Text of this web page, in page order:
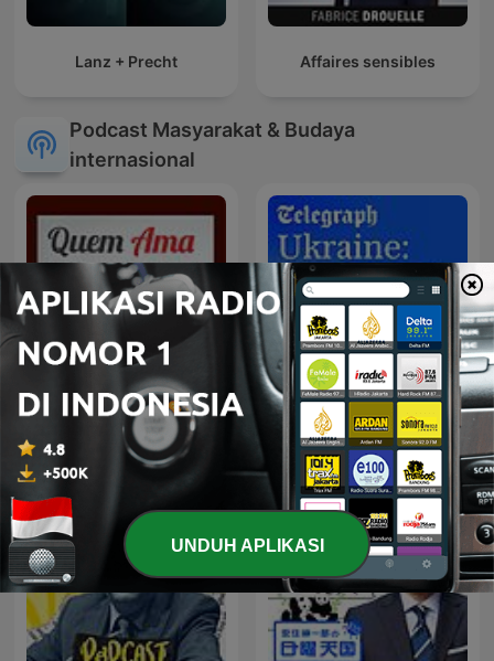
Lanz + Precht Affaires sensibles
Podcast Masyarakat & Budaya
internasional
Quem Ama Não Esquece Ukraine: The Latest
UNDUH APLIKASI